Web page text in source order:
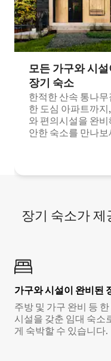
모든 가구와 시
장기 숙소
한적한 산속 통나
한 도심 아파트까지
와 편의시설을 완비
안한 숙소를 만나보
장기 숙소가 제
가구와 시설이 완비된
주방 및 가구 완비 등
시설을 갖춘 임대 숙소
게 숙박할 수 있습니다.